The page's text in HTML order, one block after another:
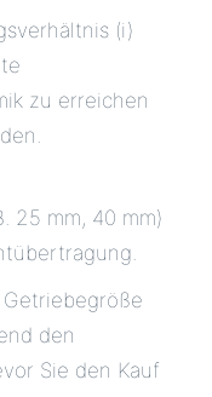
(i)
zu erreichen
25 mm, 40 mm)
den
Sie den Kauf